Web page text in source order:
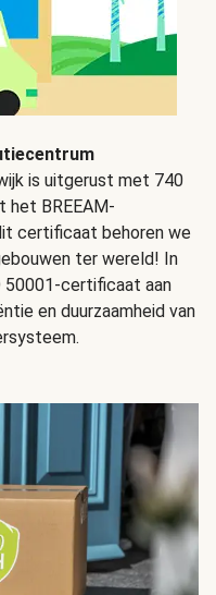
is uitgerust met 740
het BREEAM-
certificaat behoren we
ter wereld! In
50001-certificaat aan
en duurzaamheid van